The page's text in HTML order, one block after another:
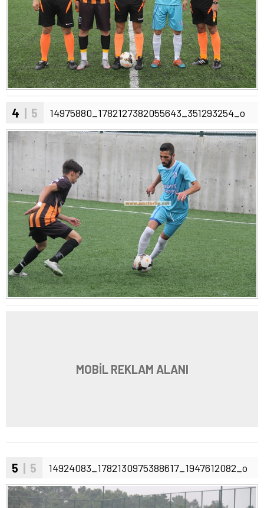
4 | 5 14975880_1782127382055643_351293254_o
MOBİL REKLAM ALANI
5 | 5 14924083_1782130975388617_1947612082_o